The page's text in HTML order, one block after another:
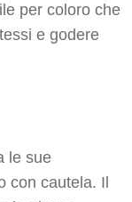
per coloro che
e godere
le sue
con cautela. Il